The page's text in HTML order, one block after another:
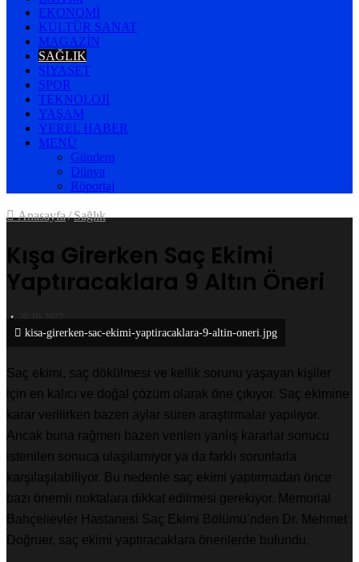
EKONOMI
KÜLTÜR SANAT
MAGAZIN
SAĞLIK
SIYASET
SPOR
TEKNOLOJI
YAŞAM
YEREL HABER
MENÜ
Gündem
Dünya
Röportaj
Anasayfa/Sağlık
Kışa Girerken Saç Ekimi
Yaptıracaklara 9 Altın Öneri
20-10-2022
kisa-girerken-sac-ekimi-yaptiracaklara-9-altin-oneri.jpg
Saç ekimi, saç dökülmesi ve kellik sorunu yaşayan kişiler
için en kalıcı ve doğal çözüm olarak öne çıkıyor. Saç ekimine
karar verilirken bazen aylar süren araştırmalar yapılıyor.
Ancak buna rağmen bazen verilen yanlış kararlar sonucu
istenilen sonuca ulaşılamıyor ya da farklı sorunlarla
karşılaşılabiliyor. Bu nedenle saç ekimi yaptırmadan önce
bazı önemli noktalara dikkat edilmesi gerekiyor. Memorial
Bahçelievler Hastanesi Saç Ekimi Bölümü’nden Dr. Mehmet
Doğruer, saç ekimi yaptıracaklara önerilerde bulundu.